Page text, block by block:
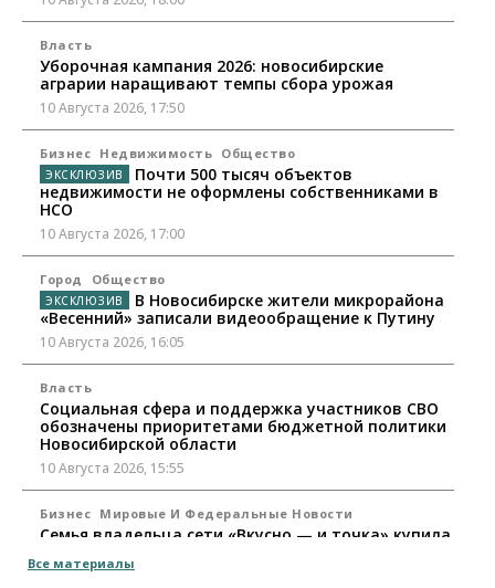
Власть
Уборочная кампания 2026: новосибирские
аграрии наращивают темпы сбора урожая
10 Августа 2026, 17:50
Бизнес Недвижимость Общество
Почти 500 тысяч объектов
недвижимости не оформлены собственниками в
НСО
10 Августа 2026, 17:00
Город Общество
В Новосибирске жители микрорайона
«Весенний» записали видеообращение к Путину
10 Августа 2026, 16:05
Власть
Социальная сфера и поддержка участников СВО
обозначены приоритетами бюджетной политики
Новосибирской области
10 Августа 2026, 15:55
Бизнес Мировые И Федеральные Новости
Семья владельца сети «Вкусно — и точка» купила
10 Августа 2026, 15:30
Все материалы